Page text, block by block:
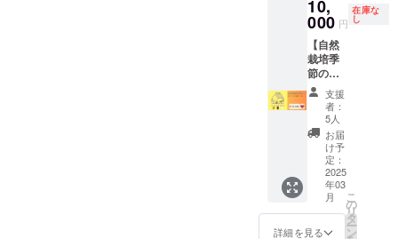
の野菜
が万が
一不作
の場合
は、自
然栽培
仲間の
お野菜
も入れ
させて
いただ
きま
す。ご
了承く
ださ
別に相
談とな
ります
（予定
を組む
ので早
めにご
連絡く
ださ
い）。
・昼食
代込
み。 ＜
立て札
設置に
ついて
＞ ・設
散で
す。 ・
3名様ま
でご案
内可能
（私た
ちと一
緒の車
にて移
動可能
す）。
・もし3
名様以
上ご希
望であ
れば要
日観光
となり
ます。
・沖縄
本島ま
での航
空券、
現地で
のレン
タカー
手配、
宿泊場
所の手
配はご
自身で
ご負担
の上、
ぞう
り 1足
・ドリ
ンク引
換券 1
枚（※有
効期
限：
2025/10
/31）
10,
000 円
在庫な
し
【自然
栽培季
節の野
菜セッ
ト】 ▼
リター
ン内容
・はる
さー
ミッ
チーが
育てた
季節の
野菜の
支援
者：
5人
お届
け予
定：
2025
年03
月
詳細を見る
こ
の
リ
タ
ー
ン